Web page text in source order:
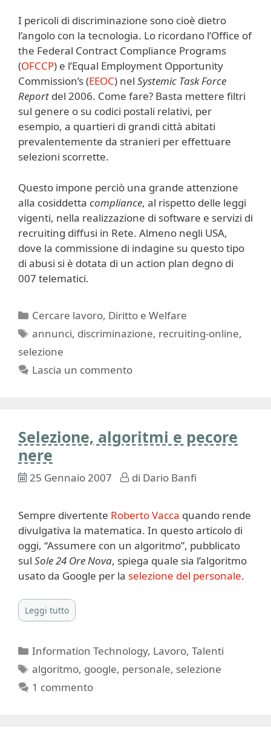
I pericoli di discriminazione sono cioè dietro
l’angolo con la tecnologia. Lo ricordano l’Office of
the Federal Contract Compliance Programs
(OFCCP) e l’Equal Employment Opportunity
Commission’s (EEOC) nel Systemic Task Force
Report del 2006. Come fare? Basta mettere filtri
sul genere o su codici postali relativi, per
esempio, a quartieri di grandi città abitati
prevalentemente da stranieri per effettuare
selezioni scorrette.
Questo impone perciò una grande attenzione
alla cosiddetta compliance, al rispetto delle leggi
vigenti, nella realizzazione di software e servizi di
recruiting diffusi in Rete. Almeno negli USA,
dove la commissione di indagine su questo tipo
di abusi si è dotata di un action plan degno di
007 telematici.
Categorie
Cercare lavoro, Diritto e Welfare
Tag
annunci, discriminazione, recruiting-online,
selezione
Lascia un commento
Selezione, algoritmi e pecore
nere
25 Gennaio 2007 di Dario Banfi
Sempre divertente Roberto Vacca quando rende
divulgativa la matematica. In questo articolo di
oggi, “Assumere con un algoritmo”, pubblicato
sul Sole 24 Ore Nova, spiega quale sia l’algoritmo
usato da Google per la selezione del personale.
Leggi tutto
Categorie
Information Technology, Lavoro,Talenti
Tag
algoritmo, google, personale, selezione
1 commento